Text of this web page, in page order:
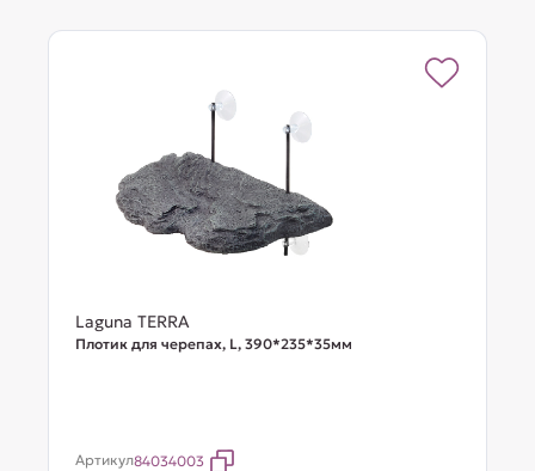
Laguna TERRA
Плотик для черепах, L, 390*235*35мм
Артикул84034003